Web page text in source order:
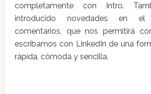
completamente con Intro.
introducido novedades en
comentarios, que nos permitirá
escribamos con LinkedIn de una
rápida, cómoda y sencilla.